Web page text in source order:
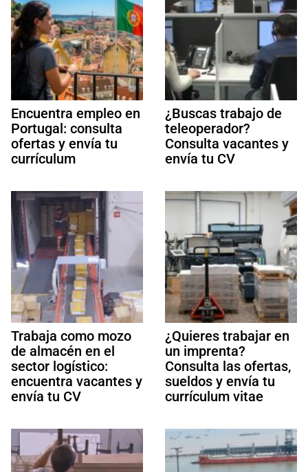
Encuentra empleo en
Portugal: consulta
ofertas y envía tu
currículum
¿Buscas trabajo de
teleoperador?
Consulta vacantes y
envía tu CV
Trabaja como mozo
de almacén en el
sector logístico:
encuentra vacantes y
envía tu CV
¿Quieres trabajar en
un imprenta?
Consulta las ofertas,
sueldos y envía tu
currículum vitae